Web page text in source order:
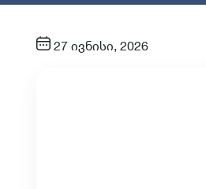
27 ივნისი, 2026